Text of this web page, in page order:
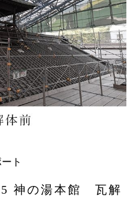
ト
神の湯本館 瓦解